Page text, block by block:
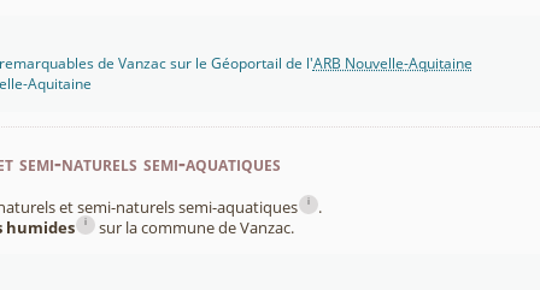
de Vanzac sur le Géoportail de l'ARB Nouvelle-Aquitaine
Aquitaine
naturels semi-aquatiques
et semi-naturels semi-aquatiques i
.
humides
i sur la commune de Vanzac.